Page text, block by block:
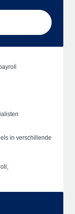
in verschillende